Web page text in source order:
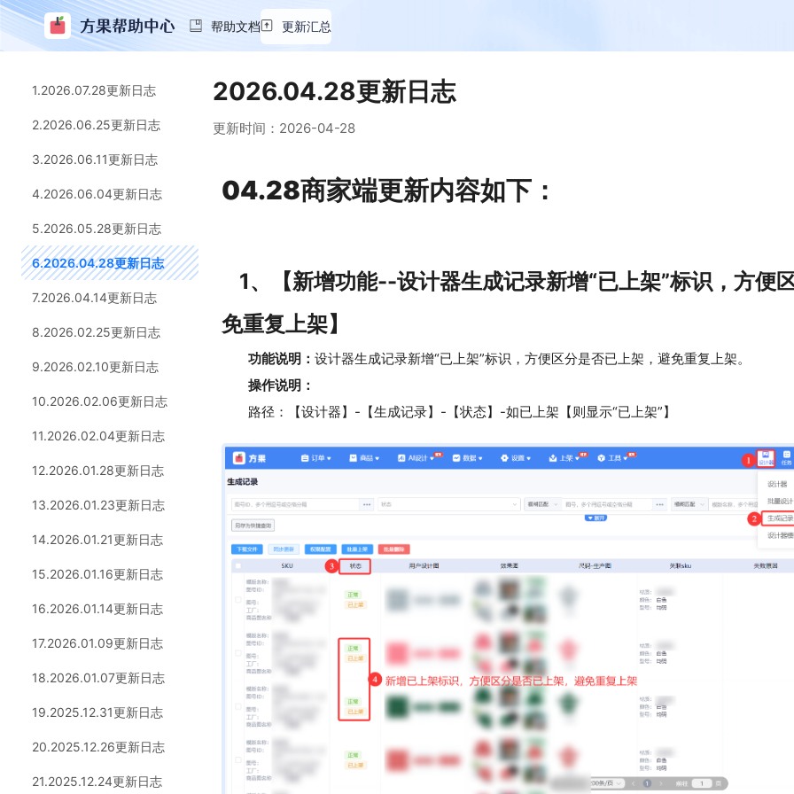
帮助文档 更新汇总
1.2026.07.28更新日志
2.2026.06.25更新日志
3.2026.06.11更新日志
4.2026.06.04更新日志
5.2026.05.28更新日志
6.2026.04.28更新日志
7.2026.04.14更新日志
8.2026.02.25更新日志
9.2026.02.10更新日志
10.2026.02.06更新日志
11.2026.02.04更新日志
12.2026.01.28更新日志
13.2026.01.23更新日志
14.2026.01.21更新日志
15.2026.01.16更新日志
16.2026.01.14更新日志
17.2026.01.09更新日志
18.2026.01.07更新日志
19.2025.12.31更新日志
20.2025.12.26更新日志
21.2025.12.24更新日志
2026.04.28更新日志
更新时间： 2026-04-28
04.28商家端更新内容如下：
1、【新增功能--设计器生成记录新增“已上架”标识，方便
免重复上架】
功能说明： 设计器生成记录新增“已上架”标识，方便区分是否已上架，避免重复上架。
操作说明：
路径：【设计器】-【生成记录】-【状态】-如已上架【则显示“已上架”】